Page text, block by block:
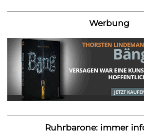
Werbung
Ruhrbarone: immer